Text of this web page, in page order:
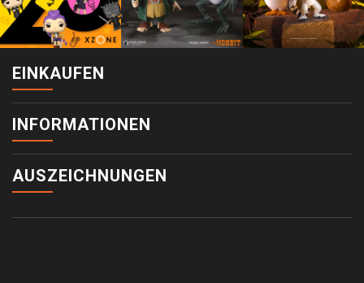
EINKAUFEN
INFORMATIONEN
AUSZEICHNUNGEN